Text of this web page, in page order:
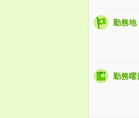
勤務地
勤務曜